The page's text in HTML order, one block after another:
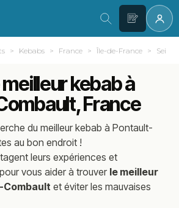
Kebabs France Île-de-France
kebab à
France
du meilleurkebab àPontault-
au bon endroit !
leurs expériences et
vous aider à trouver le meilleur
Combault et éviter les mauvaises